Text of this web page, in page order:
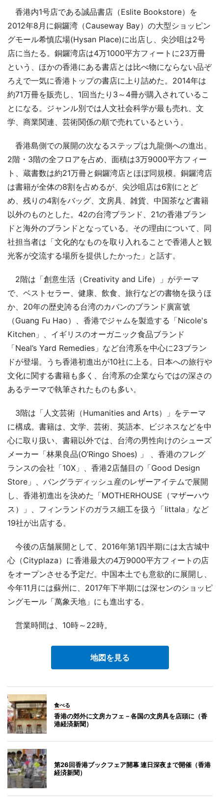
香港内1号店である誠品書店（Eslite Bookstore）を
2012年8月に銅鑼湾（Causeway Bay）の大型ショッピン
グモール希慎広場(Hysan Place)に出店し、尖沙咀は2号
店に当たる。銅鑼湾店は4万1000平方フィートに23万冊
という、ほかの香港にある書店とは比べ物にならない品ぞ
ろえで一気に香港トップの書店に上り詰めた。2014年は
約71万冊を販売し、1回当たり3～4冊が購入されているこ
とになる。ジャンル別では人文社会科学が最も売れ、文
学、商業関連、芸術関係の順で売れているという。
香港島側での展開の次なるステップは九龍側への進出。
2階・3階の全フロアを占め、面積は3万9000平方フィー
ト、蔵書数は約21万冊と銅鑼湾店とほぼ同規模。銅鑼湾店
は書籍が全体の8割を占めるが、尖沙咀店は6割にとど
め、残りの4割をバッグ、文房具、雑貨、中国茶など書籍
以外のものとした。42の台湾ブランド、21の香港ブラン
ドと海外のブランドとなっている。その理由について、同
社担当者は「文化的なものを取り入れることで香港人と観
光客が交流する場所を提供したかった」と話す。
2階は「創意生活（Creativity and Life）」がテーマ
で、ベストセラー、健康、飲食、旅行などの書物を扱うほ
か、20年の歴史誇る台湾のカバンのブランド廣富號
（Guang Fu Hao）、香港でジャムを製造する「Nicole's
Kitchen」、イギリスのオーガニック食品ブランド
「Neal’s Yard Remedies」など台湾系を中心に23ブラン
ドが登場。うち香港初進出が10社に上る。日本への旅行や
文化に関する書籍も多く、台湾系の企業ならではの深さの
あるテーマで執筆されたものも多い。
3階は「人文芸術（Humanities and Arts）」をテーマ
に構成。書籍は、文学、芸術、英語本、ビジネスなどを中
心に取り扱い、書籍以外では、台湾の男性向けのシューズ
メーカー「林果良品(O’Ringo Shoes) 」 、香港のフレグ
ランスの会社「10X」、香港2店舗目の「Good Design
Store」、バングラディッシュ産のレザーアイテムで展開
し、香港初進出を決めた「MOTHERHOUSE（マザーハウ
ス）」、フィンランドのガラス細工を扱う「Iittala」など
19社が出店する。
今後の店舗展開として、2016年第1四半期には太古城中
心（Cityplaza）に香港最大の4万9000平方フィートの店
をオープンさせる予定だ。中国本土でも意欲的に展開し、
今年11月には蘇州に、2017年下半期には深センのショッピ
ングモール「萬象天地」にも進出する。
営業時間は、10時～22時。
地図を見る
食べる
香港の郊外に文房カフェ－各国の文房具を店頭に（香
港経済新聞）
第26回香港ブックフェア開幕 連日深夜まで開催（香港
経済新聞）